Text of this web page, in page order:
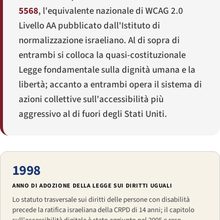
5568, l'equivalente nazionale di WCAG 2.0
Livello AA pubblicato dall'Istituto di
normalizzazione israeliano. Al di sopra di
entrambi si colloca la quasi-costituzionale
Legge fondamentale sulla dignità umana e la
libertà; accanto a entrambi opera il sistema di
azioni collettive sull'accessibilità più
aggressivo al di fuori degli Stati Uniti.
1998
ANNO DI ADOZIONE DELLA LEGGE SUI DIRITTI UGUALI
Lo statuto trasversale sui diritti delle persone con disabilità
precede la ratifica israeliana della CRPD di 14 anni; il capitolo